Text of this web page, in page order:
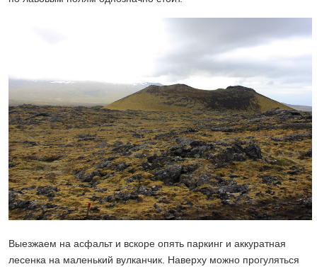
Выезжаем на асфальт и вскоре опять паркинг и аккуратная
лесенка на маленький вулканчик. Наверху можно прогуляться